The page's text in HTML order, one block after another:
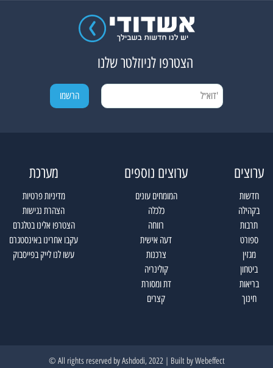
הצטרפו לניוזלטר שלנו
ערוצים
חדשות
בקהילה
תרבות
ספורט
מגזין
ביטחון
בריאות
חינוך
ערוצים נוספים
המומחים עונים
כלכלה
רווחה
דעה אישית
צרכנות
קולינריה
דת ומסורת
קצרים
מערכת
מדיניות פרטיות
הצהרת נגישות
הצטרפו אלינו בטלגרם
עקבו אחרינו באינסטגרם
עשו לנו לייק בפייסבוק
All rights reserved by Ashdodi, 2022 | Built byWebeffect ©